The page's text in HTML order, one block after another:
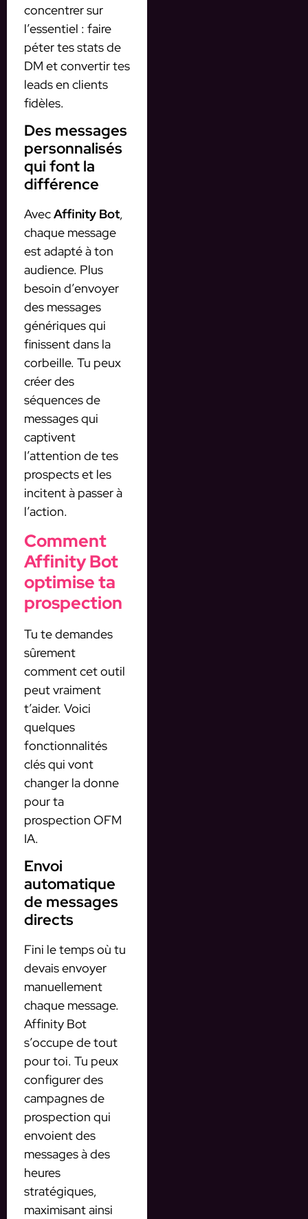
concentrer sur
l’essentiel : faire
péter tes stats de
DM et convertir tes
leads en clients
fidèles.
Des messages
personnalisés
qui font la
différence
AvecAffinity Bot,
chaque message
est adapté à ton
audience. Plus
besoin d’envoyer
des messages
génériques qui
finissent dans la
corbeille. Tu peux
créer des
séquences de
messages qui
captivent
l’attention de tes
prospects et les
incitent à passer à
l’action.
Comment
Affinity Bot
optimise ta
prospection
Tu te demandes
sûrement
comment cet outil
peut vraiment
t’aider. Voici
quelques
fonctionnalités
clés qui vont
changer la donne
pour ta
prospection OFM
IA.
Envoi
automatique
de messages
directs
Fini le temps où tu
devais envoyer
manuellement
chaque message.
Affinity Bot
s’occupe de tout
pour toi. Tu peux
configurer des
campagnes de
prospection qui
envoient des
messages à des
heures
stratégiques,
maximisant ainsi